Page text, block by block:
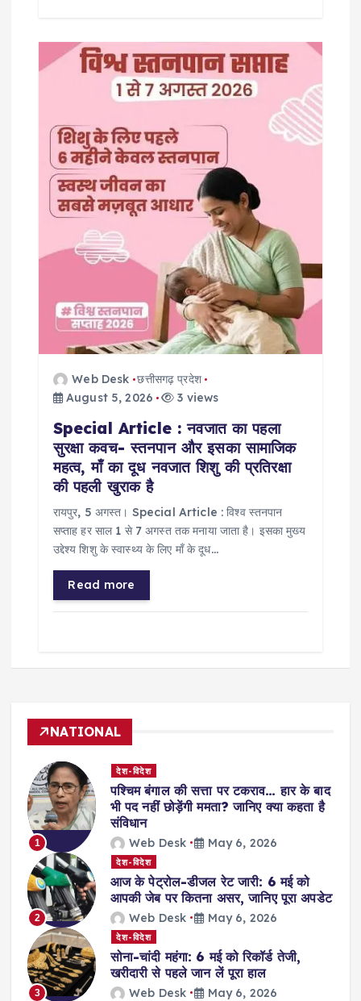
Web Desk छत्तीसगढ़ प्रदेश
August 5, 2026
3 views
Special Article : नवजात का पहला
सुरक्षा कवच- स्तनपान और इसका सामाजिक
महत्व, माँ का दूध नवजात शिशु की प्रतिरक्षा
की पहली खुराक है
रायपुर, 5 अगस्त। Special Article : विश्व स्तनपान
सप्ताह हर साल 1 से 7 अगस्त तक मनाया जाता है। इसका मुख्य
उद्देश्य शिशु के स्वास्थ्य के लिए माँ के दूध…
Read more
NATIONAL
1
देश-विदेश
पश्चिम बंगाल की सत्ता पर टकराव… हार के बाद
भी पद नहीं छोड़ेंगी ममता? जानिए क्या कहता है
संविधान
Web Desk May 6, 2026
2
देश-विदेश
आज के पेट्रोल-डीजल रेट जारी: 6 मई को
आपकी जेब पर कितना असर, जानिए पूरा अपडेट
Web Desk May 6, 2026
3
देश-विदेश
सोना-चांदी महंगा: 6 मई को रिकॉर्ड तेजी,
खरीदारी से पहले जान लें पूरा हाल
Web Desk May 6, 2026